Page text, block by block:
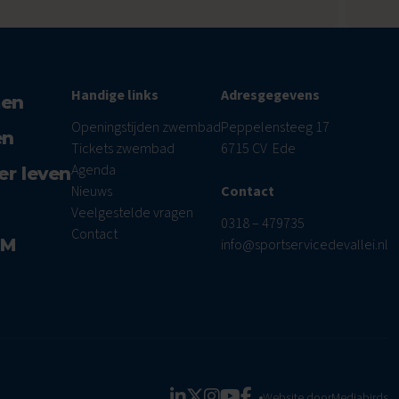
leven
Handige links
Openingstijden zwembad
Tickets zwembad
Agenda
Nieuws
Veelgestelde vragen
Contact
Adresgegevens
Peppelensteeg 17
6715 CV Ede
Contact
0318 – 479735
info@sportservicedevallei.nl